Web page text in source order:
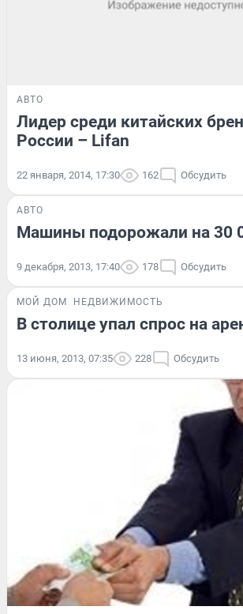
АВТО
Лидер среди китайских
России – Lifan
22 января, 2014, 17:30 162 Обсудить
АВТО
Машины подорожали на 30
9 декабря, 2013, 17:40 178 Обсудить
МОЙ ДОМ НЕДВИЖИМОСТЬ
В столице упал спрос на
13 июня, 2013, 07:35 228 Обсудить